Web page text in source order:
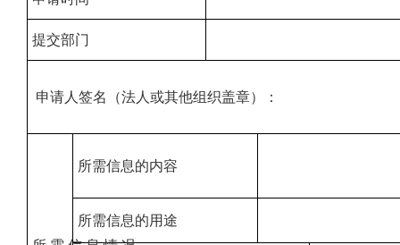
提交部门
申请人签名（法人或其他组织盖章
所需信息的内容
所需信息的用途